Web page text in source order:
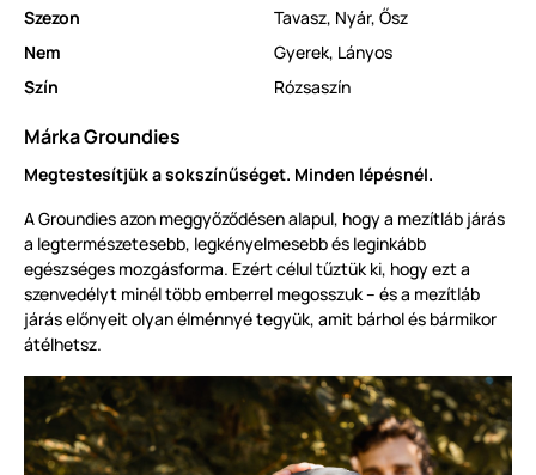
Szezon
Tavasz, Nyár, Ősz
Nem
Gyerek, Lányos
Szín
Rózsaszín
Márka Groundies
Megtestesítjük a sokszínűséget. Minden lépésnél.
A Groundies azon meggyőződésen alapul, hogy a mezítláb járás
a legtermészetesebb, legkényelmesebb és leginkább
egészséges mozgásforma. Ezért célul tűztük ki, hogy ezt a
szenvedélyt minél több emberrel megosszuk – és a mezítláb
járás előnyeit olyan élménnyé tegyük, amit bárhol és bármikor
átélhetsz.